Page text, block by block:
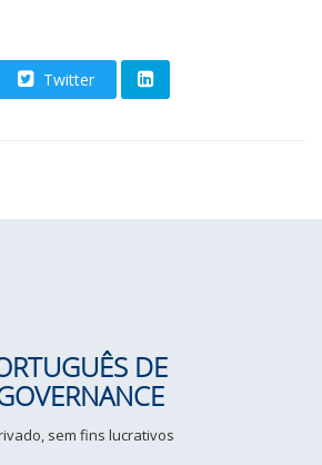
Twitter
DE
sem fins lucrativos